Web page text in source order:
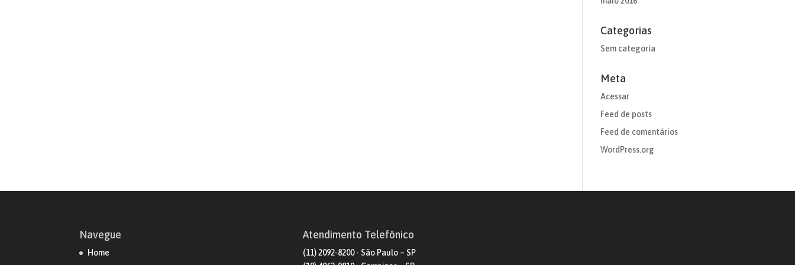
Categorias
Sem categoria
Meta
Acessar
Feed de posts
Feed de comentários
WordPress.org
Navegue
Home
Atendimento Telefônico
(11) 2092-8200 - São Paulo – SP